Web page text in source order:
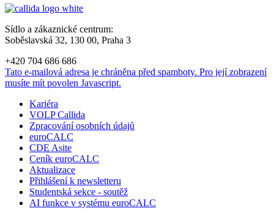
Sídlo a zákaznické centrum:
Soběslavská 32, 130 00, Praha 3
+420 704 686 686
Tato e-mailová adresa je chráněna před spamboty. Pro její zobrazení
musíte mít povolen Javascript.
Kariéra
VOLP Callida
Zpracování osobních údajů
euroCALC
CDE Asite
Ceník euroCALC
Aktualizace
Přihlášení k newsletteru
Studentská sekce - soutěž
AI funkce v systému euroCALC